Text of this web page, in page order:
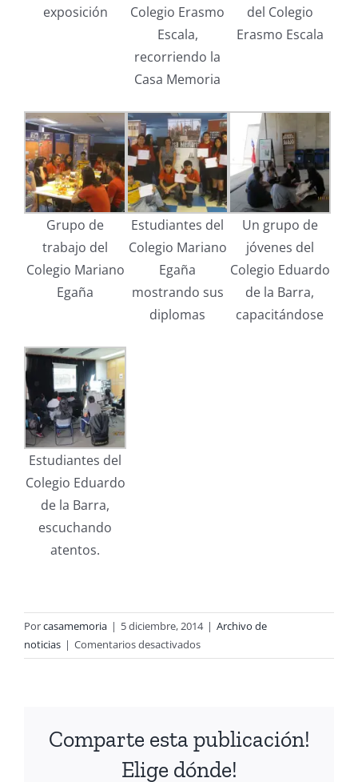
exposición
Colegio Erasmo
Escala,
recorriendo la
Casa Memoria
del Colegio
Erasmo Escala
Grupo de
trabajo del
Colegio Mariano
Egaña
Estudiantes del
Colegio Mariano
Egaña
mostrando sus
diplomas
Un grupo de
jóvenes del
Colegio Eduardo
de la Barra,
capacitándose
Estudiantes del
Colegio Eduardo
de la Barra,
escuchando
atentos.
Porcasamemoria | 5 diciembre, 2014 | Archivo de
noticias | Comentarios desactivadosen
Exposición
José
Cañas:
Comparte esta publicación!
Elige dónde!